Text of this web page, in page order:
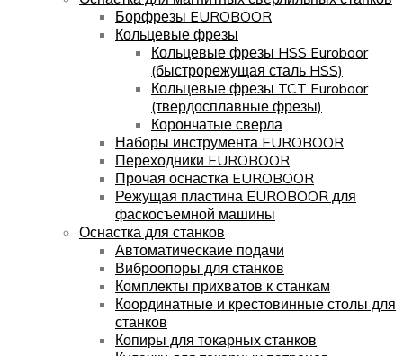
Борфрезы EUROBOOR
Кольцевые фрезы
Кольцевые фрезы HSS Euroboor
(быстрорежущая сталь HSS)
Кольцевые фрезы TCT Euroboor
(твердосплавные фрезы)
Корончатые сверла
Наборы инструмента EUROBOOR
Переходники EUROBOOR
Прочая оснастка EUROBOOR
Режущая пластина EUROBOOR для
фаскосъемной машины
Оснастка для станков
Автоматическаие подачи
Виброопоры для станков
Комплекты прихватов к станкам
Координатные и крестовинные столы для
станков
Копиры для токарных станков